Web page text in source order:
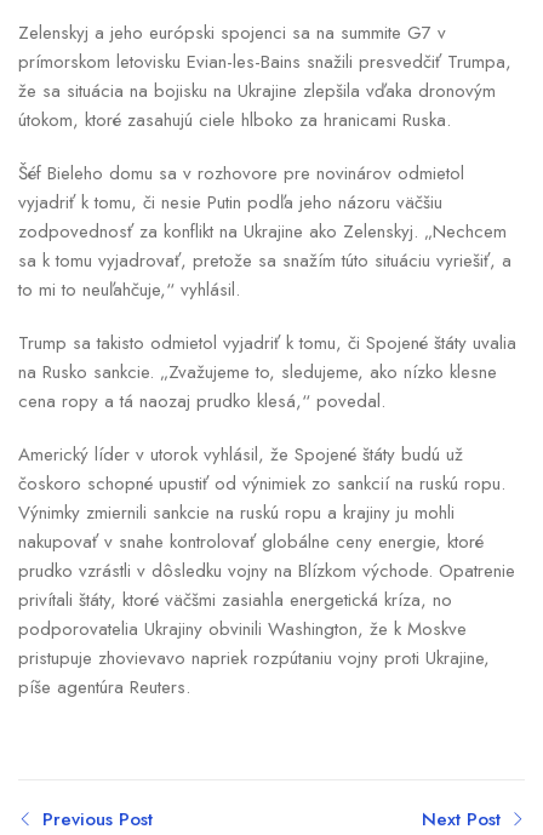
Zelenskyj a jeho európski spojenci sa na summite G7 v
prímorskom letovisku Evian-les-Bains snažili presvedčiť Trumpa,
že sa situácia na bojisku na Ukrajine zlepšila vďaka dronovým
útokom, ktoré zasahujú ciele hlboko za hranicami Ruska.
Šéf Bieleho domu sa v rozhovore pre novinárov odmietol
vyjadriť k tomu, či nesie Putin podľa jeho názoru väčšiu
zodpovednosť za konflikt na Ukrajine ako Zelenskyj. „Nechcem
sa k tomu vyjadrovať, pretože sa snažím túto situáciu vyriešiť, a
to mi to neuľahčuje,“ vyhlásil.
Trump sa takisto odmietol vyjadriť k tomu, či Spojené štáty uvalia
na Rusko sankcie. „Zvažujeme to, sledujeme, ako nízko klesne
cena ropy a tá naozaj prudko klesá,“ povedal.
Americký líder v utorok vyhlásil, že Spojené štáty budú už
čoskoro schopné upustiť od výnimiek zo sankcií na ruskú ropu.
Výnimky zmiernili sankcie na ruskú ropu a krajiny ju mohli
nakupovať v snahe kontrolovať globálne ceny energie, ktoré
prudko vzrástli v dôsledku vojny na Blízkom východe. Opatrenie
privítali štáty, ktoré väčšmi zasiahla energetická kríza, no
podporovatelia Ukrajiny obvinili Washington, že k Moskve
pristupuje zhovievavo napriek rozpútaniu vojny proti Ukrajine,
píše agentúra Reuters.
Previous Post Next Post